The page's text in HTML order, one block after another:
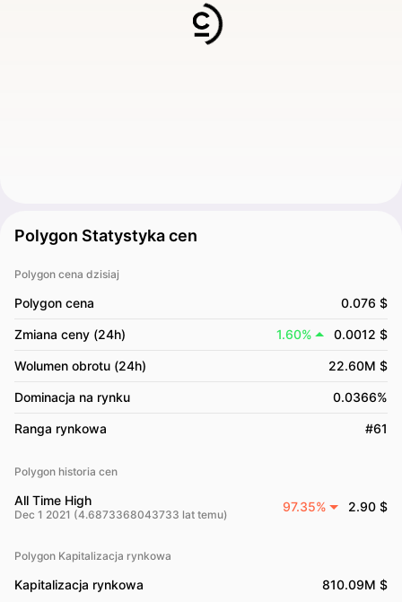
Polygon Statystyka cen
Polygon cena dzisiaj
Polygon cena 0.076 $
Zmiana ceny (24h) 1.60% 0.0012 $
Wolumen obrotu (24h) 22.60M $
Dominacja na rynku 0.0366%
Ranga rynkowa #61
Polygon historia cen
All Time High
Dec 1 2021 (4.6873368043733 lat temu)
97.35% 2.90 $
Polygon Kapitalizacja rynkowa
Kapitalizacja rynkowa 810.09M $